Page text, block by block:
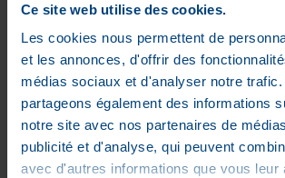
Ce site web utilise des cookies.
Les cookies nous permettent de
et les annonces, d'offrir des
médias sociaux et d'analyser notre trafic.
partageons également des informations
notre site avec nos partenaires de
publicité et d'analyse, qui peuvent
avec d'autres informations que vous leur
Maintenance kit FreeStyle
Lite Zorgtraject
€84,03
Lage voorraad